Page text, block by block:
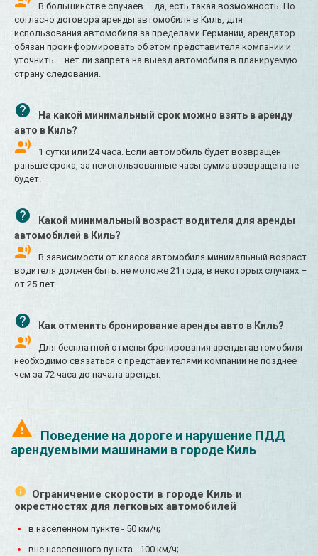
В большинстве случаев – да, есть такая возможность. Но
согласно договора аренды автомобиля в Киль, для
использования автомобиля за пределами Германии, арендатор
обязан проинформировать об этом представителя компании и
уточнить – нет ли запрета на выезд автомобиля в планируемую
страну следования.
На какой минимальный срок можно взять в аренду
авто в Киль?
1 сутки или 24 часа. Если автомобиль будет возвращён
раньше срока, за неиспользованные часы сумма возвращена не
будет.
Какой минимальный возраст водителя для аренды
автомобилей в Киль?
В зависимости от класса автомобиля минимальный возраст
водителя должен быть: не моложе 21 года, в некоторых случаях –
от 25 лет.
Как отменить бронирование аренды авто в Киль?
Для бесплатной отмены бронирования аренды автомобиля
необходимо связаться с представителями компании не позднее
чем за 72 часа до начала аренды.
Поведение на дороге и нарушение ПДД
арендуемыми машинами в городе Киль
Ограничение скорости в городе Киль и
окрестностях для легковых автомобилей
в населенном пункте - 50 км/ч;
вне населенного пункта - 100 км/ч;